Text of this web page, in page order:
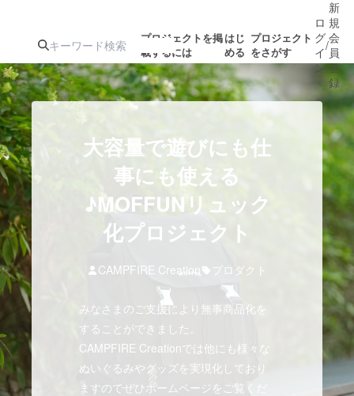
プロジェクトを掲
載するには
はじ
める
プロジェクト
をさがす
人気のプロ
ジェクト
注目のリ
ターン
注目の新着プロ
ジェクト
募集終了が近いプ
ロジェクト
もうすぐ公開
されます
アート・写真
ゲーム・
書籍・雑誌
ビジネス・起業 チャレンジ
まちづくり・地域活性化
ロ
グ
イ
ン
/
新
規
会
員
登
録
大容量で遊びにも仕
事にも使える
♪MOFFUNリュック
化プロジェクト
CAMPFIRE Creation プロダクト
みなさまのご支援により無事商品化を
することができました。
CAMPFIRE Creationでは他にも様々な
ぬいぐるみやグッズを実現化しており
ますのでぜひホームページをご覧くだ